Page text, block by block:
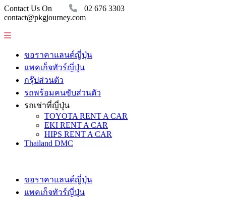
Contact Us On
02 676 3303
contact@pkgjourney.com
ขอราคาแลนด์ญี่ปุ่น
แพคเก็จทัวร์ญี่ปุ่น
กรุ๊ปส่วนตัว
รถพร้อมคนขับส่วนตัว
รถเช่าที่ญี่ปุ่น
TOYOTA RENT A CAR
EKI RENT A CAR
HIPS RENT A CAR
Thailand DMC
ขอราคาแลนด์ญี่ปุ่น
แพคเก็จทัวร์ญี่ปุ่น